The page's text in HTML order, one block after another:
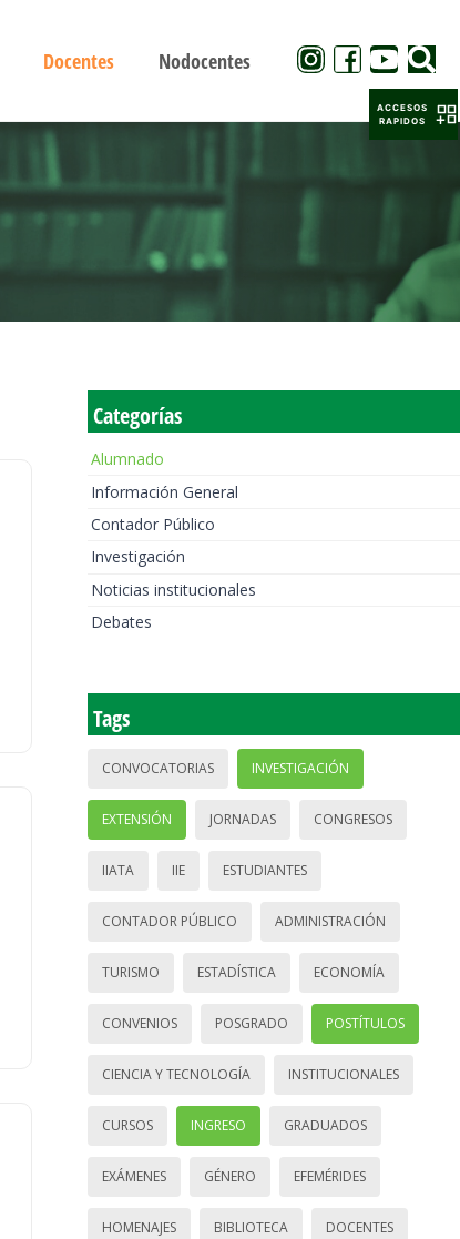
Docentes Nodocentes
Categorías
Alumnado
Información General
Contador Público
Investigación
Noticias institucionales
Debates
Tags
CONVOCATORIAS INVESTIGACIÓN
EXTENSIÓN JORNADAS CONGRESOS
IIATA IIE ESTUDIANTES
CONTADOR PÚBLICO ADMINISTRACIÓN
TURISMO ESTADÍSTICA ECONOMÍA
CONVENIOS POSGRADO POSTÍTULOS
CIENCIA Y TECNOLOGÍA INSTITUCIONALES
CURSOS INGRESO GRADUADOS
EXÁMENES GÉNERO EFEMÉRIDES
HOMENAJES BIBLIOTECA DOCENTES
ACCESOS
RAPIDOS